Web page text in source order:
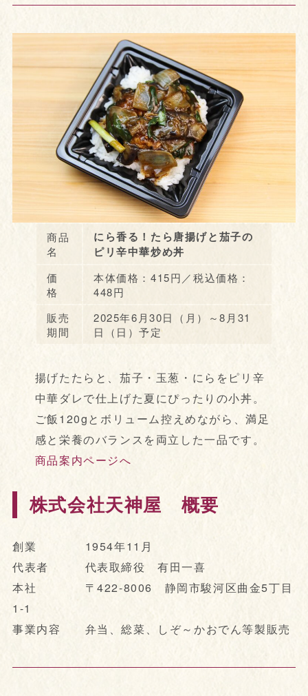
商品
名
にら香る！たら唐揚げと茄子の
ピリ辛中華炒め丼
価
格
本体価格：415円／税込価格：
448円
販売
期間
2025年6月30日（月）～8月31
日（日）予定
揚げたたらと、茄子・玉葱・にらをピリ辛
中華ダレで仕上げた夏にぴったりの小丼。
ご飯120gとボリューム控えめながら、満足
感と栄養のバランスを両立した一品です。
商品案内ページへ
株式会社天神屋 概要
創業 1954年11月
代表者 代表取締役 有田一喜
本社 〒422-8006 静岡市駿河区曲金5丁目
1-1
事業内容 弁当、総菜、しぞ～かおでん等製販売